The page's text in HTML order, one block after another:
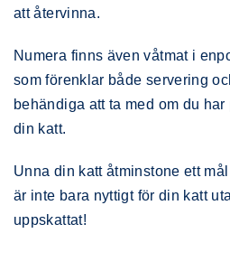
att återvinna.
Numera finns även våtmat i
som förenklar både servering
behändiga att ta med om du
din katt.
Unna din katt åtminstone ett
är inte bara nyttigt för din katt
uppskattat!